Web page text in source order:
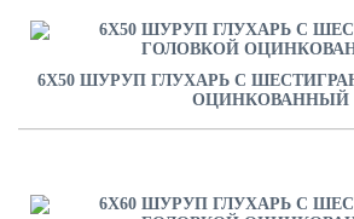
6Х50 ШУРУП ГЛУХАРЬ С
ОЦИНКОВАННЫЙ